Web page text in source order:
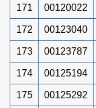
171 00120022
172 00123040
173 00123787
174 00125194
175 00125292